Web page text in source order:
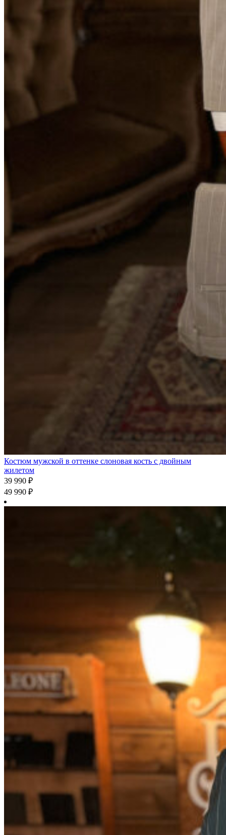
Костюм мужской в оттенке слоновая кость с двойным
жилетом
39 990 ₽
49 990 ₽